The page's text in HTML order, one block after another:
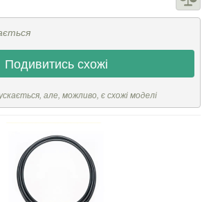
Подивитись схожі
але, можливо, є схожі моделі